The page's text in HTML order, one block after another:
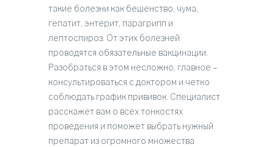
такие болезни как бешенство, чума,
гепатит, энтерит, парагрипп и
лептоспироз. От этих болезней
проводятся обязательные вакцинации.
Разобраться в этом несложно, главное –
консультироваться с доктором и четко
соблюдать график прививок. Специалист
расскажет вам о всех тонкостях
проведения и поможет выбрать нужный
препарат из огромного множества